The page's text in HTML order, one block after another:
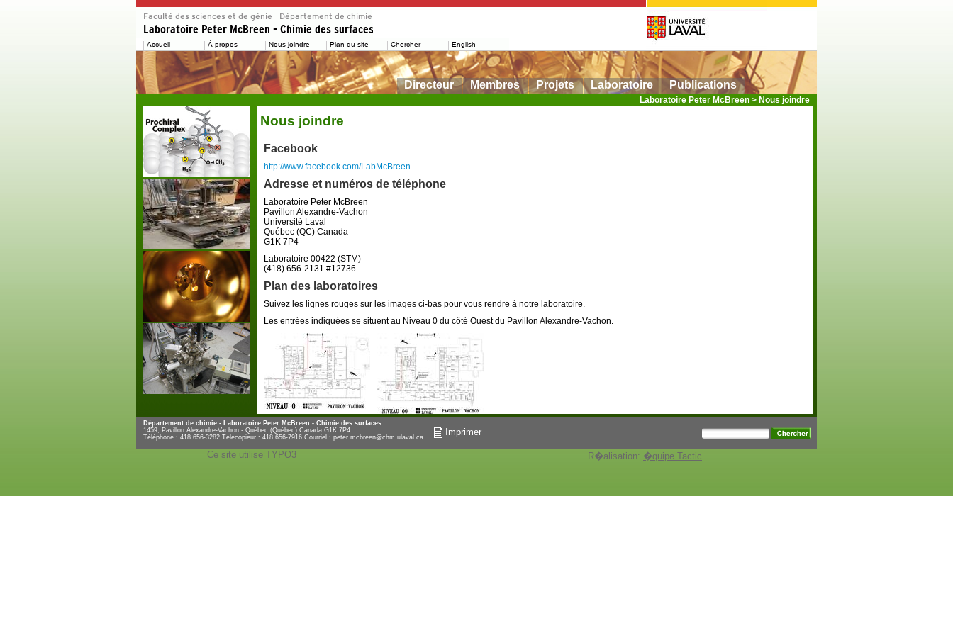
Directeur Membres Projets Laboratoire Publications
Laboratoire Peter McBreen > Nous joindre
Nous joindre
Facebook
http://www.facebook.com/LabMcBreen
Adresse et numéros de téléphone
Laboratoire Peter McBreen
Pavillon Alexandre-Vachon
Université Laval
Québec (QC) Canada
G1K 7P4
Laboratoire 00422 (STM)
(418) 656-2131 #12736
Plan des laboratoires
Suivez les lignes rouges sur les images ci-bas pour vous rendre à notre laboratoire.
Les entrées indiquées se situent au Niveau 0 du côté Ouest du Pavillon Alexandre-Vachon.
Département de chimie - Laboratoire Peter McBreen - Chimie des surfaces
1459, Pavillon Alexandre-Vachon - Québec (Québec) Canada G1K 7P4
Téléphone : 418 656-3282 Télécopieur : 418 656-7916 Courriel : peter.mcbreen@chm.ulaval.ca Imprimer
Ce site utilise TYPO3 R�alisation: �quipe Tactic